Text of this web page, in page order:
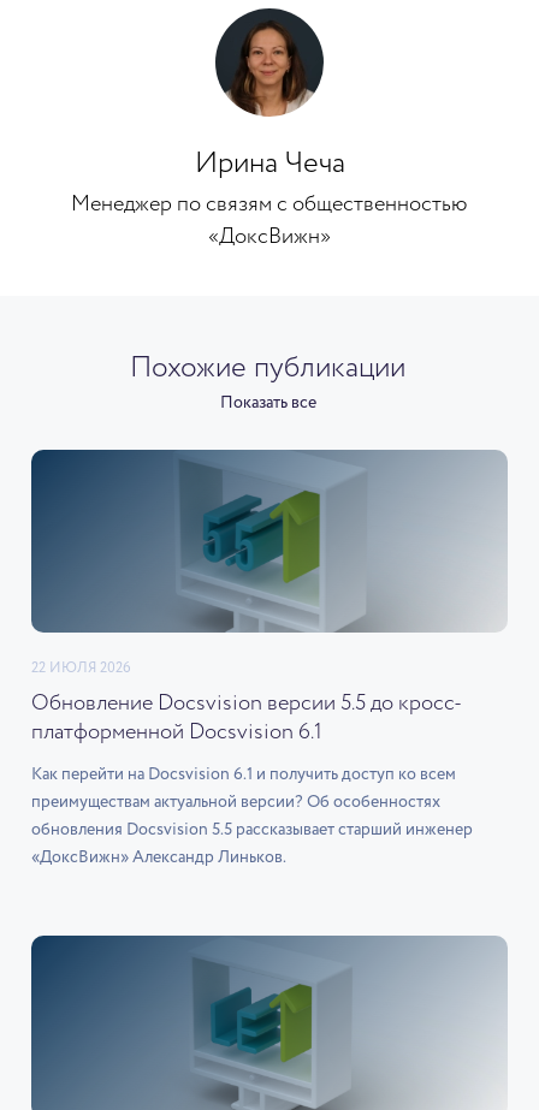
Ирина Чеча
Менеджер по связям с общественностью
«ДоксВижн»
Похожие публикации
Показать все
22 ИЮЛЯ 2026
Обновление Docsvision версии 5.5 до кросс-
платформенной Docsvision 6.1
Как перейти на Docsvision 6.1 и получить доступ ко всем
преимуществам актуальной версии? Об особенностях
обновления Docsvision 5.5 рассказывает старший инженер
«ДоксВижн» Александр Линьков.